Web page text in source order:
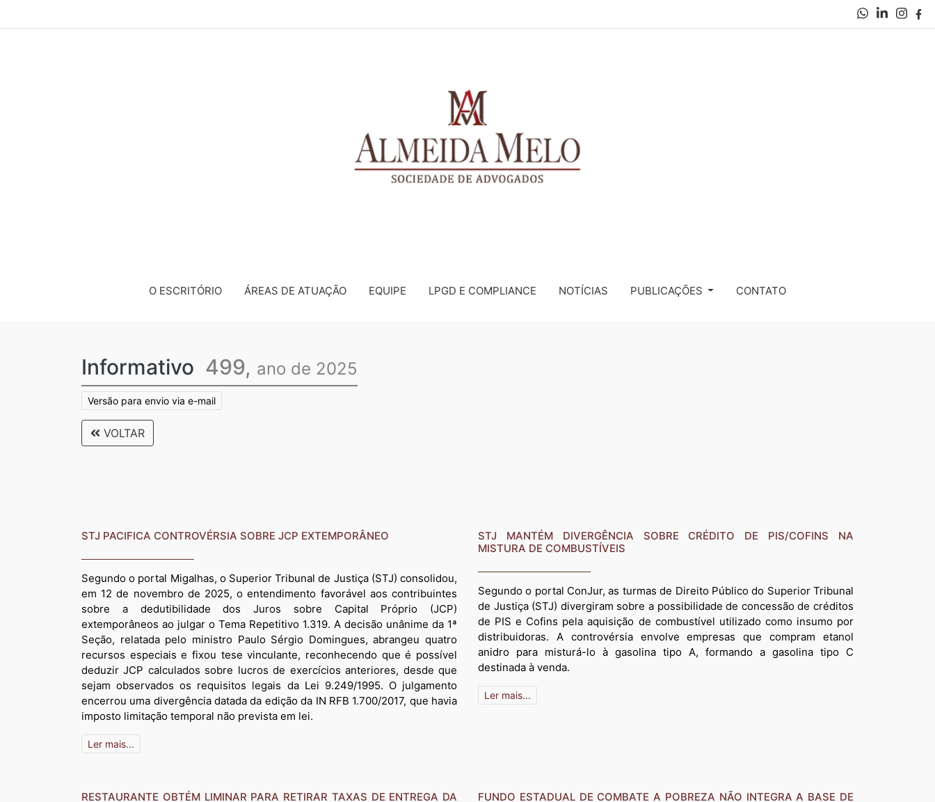
O ESCRITÓRIO ÁREAS DE ATUAÇÃO EQUIPE LPGD E COMPLIANCE NOTÍCIAS PUBLICAÇÕES CONTATO
Informativo 499, ano de 2025
Versão para envio via e-mail
VOLTAR
STJ PACIFICA CONTROVÉRSIA SOBRE JCP EXTEMPORÂNEO
Segundo o portal Migalhas, o Superior Tribunal de Justiça (STJ) consolidou,
em 12 de novembro de 2025, o entendimento favorável aos contribuintes
sobre a dedutibilidade dos Juros sobre Capital Próprio (JCP)
extemporâneos ao julgar o Tema Repetitivo 1.319. A decisão unânime da 1ª
Seção, relatada pelo ministro Paulo Sérgio Domingues, abrangeu quatro
recursos especiais e fixou tese vinculante, reconhecendo que é possível
deduzir JCP calculados sobre lucros de exercícios anteriores, desde que
sejam observados os requisitos legais da Lei 9.249/1995. O julgamento
encerrou uma divergência datada da edição da IN RFB 1.700/2017, que havia
imposto limitação temporal não prevista em lei.
Ler mais...
STJ MANTÉM DIVERGÊNCIA SOBRE CRÉDITO DE PIS/COFINS NA
MISTURA DE COMBUSTÍVEIS
Segundo o portal ConJur, as turmas de Direito Público do Superior Tribunal
de Justiça (STJ) divergiram sobre a possibilidade de concessão de créditos
de PIS e Cofins pela aquisição de combustível utilizado como insumo por
distribuidoras. A controvérsia envolve empresas que compram etanol
anidro para misturá-lo à gasolina tipo A, formando a gasolina tipo C
destinada à venda.
Ler mais...
RESTAURANTE OBTÉM LIMINAR PARA RETIRAR TAXAS DE ENTREGA DA
FUNDO ESTADUAL DE COMBATE A POBREZA NÃO INTEGRA A BASE DE